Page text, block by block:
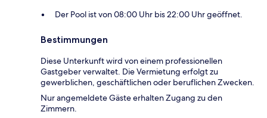
Der Pool ist von 08:00 Uhr bis 22:00 Uhr geöffnet.
Bestimmungen
Diese Unterkunft wird von einem professionellen
Gastgeber verwaltet. Die Vermietung erfolgt zu
gewerblichen, geschäftlichen oder beruflichen Zwecken.
Nur angemeldete Gäste erhalten Zugang zu den
Zimmern.